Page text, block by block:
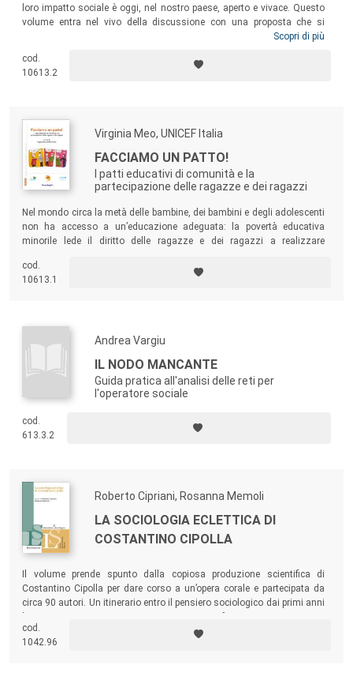
loro impatto sociale è oggi, nel nostro paese, aperto e vivace. Questo
volume entra nel vivo della discussione con una proposta che si
sviluppa attorno a una particolare definizione della missione delle
(trasformativo) delle nostre comunità e società, attraverso i semi di
conoscenze e pratiche che producono e condividono con altri attori
Scopri di più
cod.
10613.2
Virginia Meo, UNICEF Italia
FACCIAMO UN PATTO!
I patti educativi di comunità e la
partecipazione delle ragazze e dei ragazzi
Nel mondo circa la metà delle bambine, dei bambini e degli adolescenti
non ha accesso a un’educazione adeguata: la povertà educativa
minorile lede il diritto delle ragazze e dei ragazzi a realizzare
sperimentata una strategia volta ad attivare processi virtuosi di co-
progettazione di comunità insieme agli adolescenti.
cod.
10613.1
Andrea Vargiu
IL NODO MANCANTE
Guida pratica all'analisi delle reti per
l'operatore sociale
cod.
613.3.2
Roberto Cipriani, Rosanna Memoli
LA SOCIOLOGIA ECLETTICA DI
COSTANTINO CIPOLLA
Il volume prende spunto dalla copiosa produzione scientifica di
Costantino Cipolla per dare corso a un’opera corale e partecipata da
circa 90 autori. Un itinerario entro il pensiero sociologico dai primi anni
modo attento la realtà sociale.
cod.
1042.96